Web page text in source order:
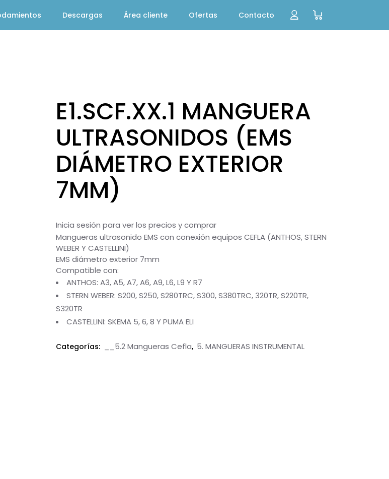
Descargas Área cliente Ofertas Contacto
E1.SCF.XX.1 MANGUERA
ULTRASONIDOS (EMS
DIÁMETRO EXTERIOR
7MM)
Inicia sesión para ver los precios y comprar
Mangueras ultrasonido EMS con conexión equipos CEFLA (ANTHOS, STERN
WEBER Y CASTELLINI)
EMS diámetro exterior 7mm
Compatible con:
ANTHOS: A3, A5, A7, A6, A9, L6, L9 Y R7
STERN WEBER: S200, S250, S280TRC, S300, S380TRC, 320TR, S220TR,
S320TR
CASTELLINI: SKEMA 5, 6, 8 Y PUMA ELI
Categorías: __5.2 Mangueras Cefla, 5. MANGUERAS INSTRUMENTAL